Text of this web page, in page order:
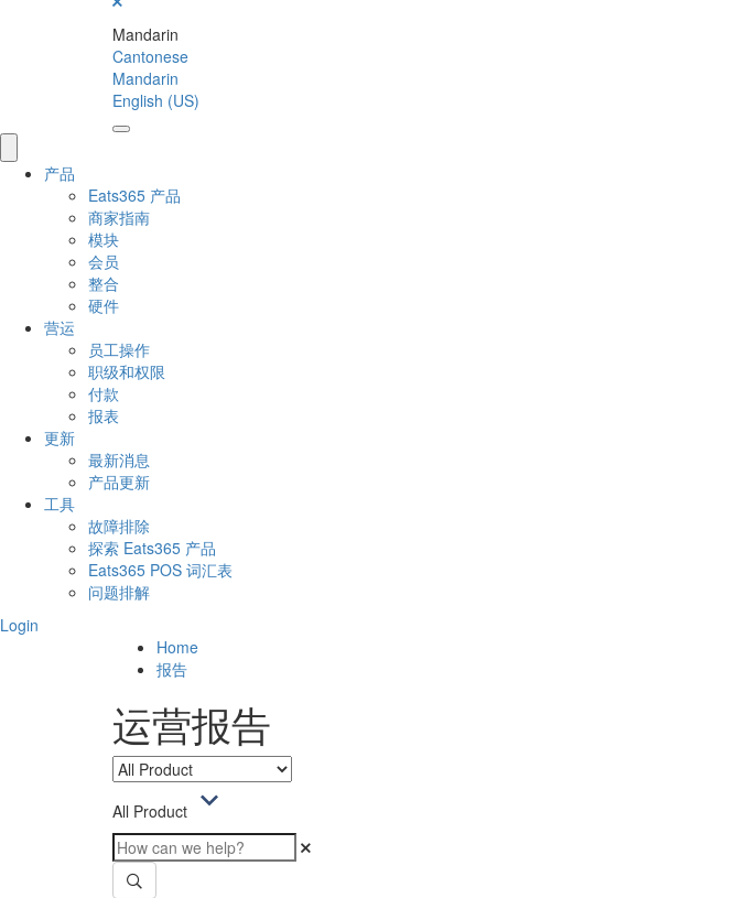
Mandarin
Cantonese
Mandarin
English (US)
产品
Eats365 产品
商家指南
模块
会员
整合
硬件
营运
员工操作
职级和权限
付款
报表
更新
最新消息
产品更新
工具
故障排除
探索 Eats365 产品
Eats365 POS 词汇表
问题排解
Login
Home
报告
运营报告
All Product